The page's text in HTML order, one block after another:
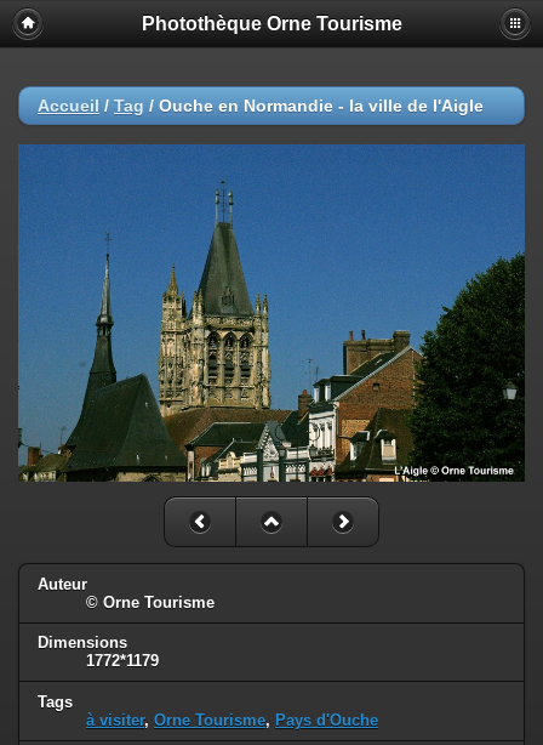
Photothèque Orne Tourisme
Accueil / Tag / Ouche en Normandie - la ville de l'Aigle
Auteur
© Orne Tourisme
Dimensions
1772*1179
Tags
à visiter, Orne Tourisme, Pays d'Ouche